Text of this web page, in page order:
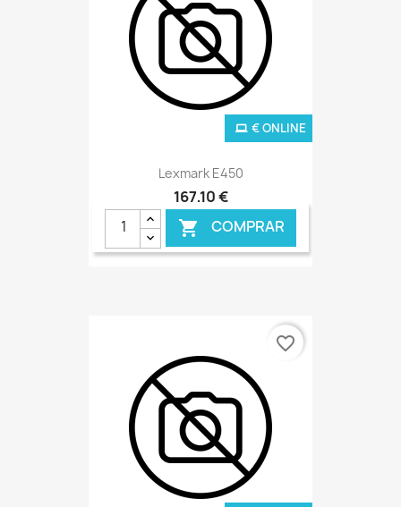
Lexmark E450
167,10 €
 COMPRAR
€ ONLINE
favorite_border